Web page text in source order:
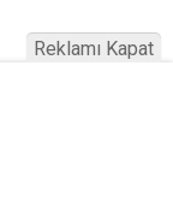
Reklamı Kapat